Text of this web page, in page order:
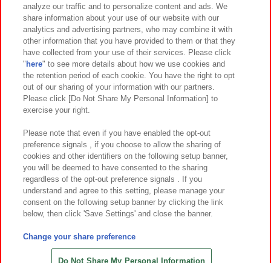
イベント・キャンペーン
関連会社 サステナビリティ サイトポリシー
プライバシーポリシー ウェブアクセシビリティ方針と検証結果
お取引先さまとともに
カスタマーハラスメント対応方針 よくあるご質問・お問い合わせ
©Bandai Namco Amusement Inc.
©Bandai Namco Amusement Lab Inc.
©HANAYASHIKI Co., Ltd. All Rights Reserved.
analyze our traffic and to personalize content and ads. We
share information about your use of our website with our
analytics and advertising partners, who may combine it with
other information that you have provided to them or that they
have collected from your use of their services. Please click
" here" to see more details about how we use cookies and
the retention period of each cookie. You have the right to opt
out of our sharing of your information with our partners.
Please click [Do Not Share My Personal Information] to
exercise your right.
Please note that even if you have enabled the opt-out
preference signals , if you choose to allow the sharing of
cookies and other identifiers on the following setup banner,
you will be deemed to have consented to the sharing
regardless of the opt-out preference signals . If you
understand and agree to this setting, please manage your
consent on the following setup banner by clicking the link
below, then click 'Save Settings' and close the banner.
Change your share preference
Do Not Share My Personal Information